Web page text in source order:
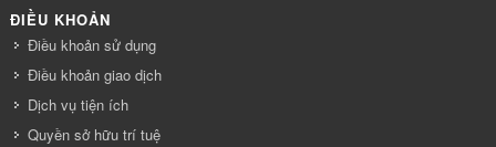
ĐIỀU KHOẢN
Điều khoản sử dụng
Điều khoản giao dịch
Dịch vụ tiện ích
Quyền sở hữu trí tuệ